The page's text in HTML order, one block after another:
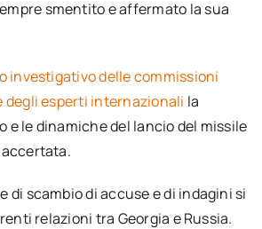
smentito e affermato la sua
investigativo delle commissioni
degli esperti internazionali la
e le dinamiche del lancio del missile
di scambio di accuse e di indagini si
relazioni tra Georgia e Russia.